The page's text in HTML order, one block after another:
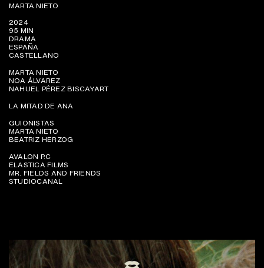
MARTA NIETO
2024
95 MIN
DRAMA
ESPAÑA
CASTELLANO
MARTA NIETO
NOA ÁLVAREZ
NAHUEL PÉREZ BISCAYART
LA MITAD DE ANA
GUIONISTAS
MARTA NIETO
BEATRIZ HERZOG
AVALON P.C
ELASTICA FILMS
MR. FIELDS AND FRIENDS
STUDIOCANAL